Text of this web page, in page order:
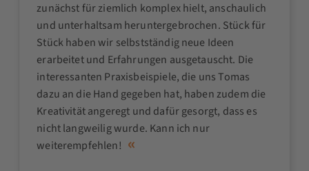
zunächst für ziemlich komplex hielt, anschaulich
und unterhaltsam heruntergebrochen. Stück für
Stück haben wir selbstständig neue Ideen
erarbeitet und Erfahrungen ausgetauscht. Die
interessanten Praxisbeispiele, die uns Tomas
dazu an die Hand gegeben hat, haben zudem die
Kreativität angeregt und dafür gesorgt, dass es
nicht langweilig wurde. Kann ich nur
weiterempfehlen!